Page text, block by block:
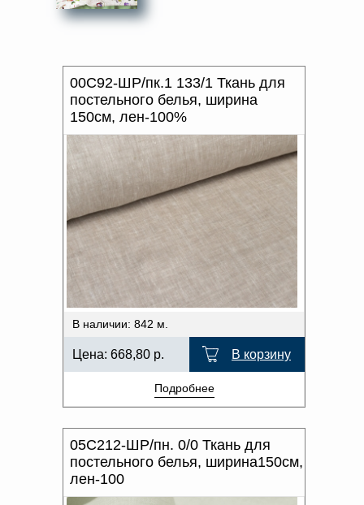
00С92-ШР/пк.1 133/1 Ткань для
постельного белья, ширина
150см, лен-100%
В наличии: 842 м.
Цена: 668,80 р. В корзину
Подробнее
05С212-ШР/пн. 0/0 Ткань для
постельного белья, ширина150см,
лен-100